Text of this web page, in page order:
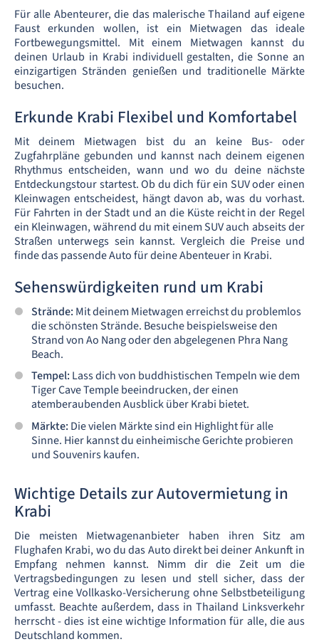
Für alle Abenteurer, die das malerische Thailand auf eigene
Faust erkunden wollen, ist ein Mietwagen das ideale
Fortbewegungsmittel. Mit einem Mietwagen kannst du
deinen Urlaub in Krabi individuell gestalten, die Sonne an
einzigartigen Stränden genießen und traditionelle Märkte
besuchen.
Erkunde Krabi Flexibel und Komfortabel
Mit deinem Mietwagen bist du an keine Bus- oder
Zugfahrpläne gebunden und kannst nach deinem eigenen
Rhythmus entscheiden, wann und wo du deine nächste
Entdeckungstour startest. Ob du dich für ein SUV oder einen
Kleinwagen entscheidest, hängt davon ab, was du vorhast.
Für Fahrten in der Stadt und an die Küste reicht in der Regel
ein Kleinwagen, während du mit einem SUV auch abseits der
Straßen unterwegs sein kannst. Vergleich die Preise und
finde das passende Auto für deine Abenteuer in Krabi.
Sehenswürdigkeiten rund um Krabi
Strände: Mit deinem Mietwagen erreichst du problemlos
die schönsten Strände. Besuche beispielsweise den
Strand von Ao Nang oder den abgelegenen Phra Nang
Beach.
Tempel: Lass dich von buddhistischen Tempeln wie dem
Tiger Cave Temple beeindrucken, der einen
atemberaubenden Ausblick über Krabi bietet.
Märkte: Die vielen Märkte sind ein Highlight für alle
Sinne. Hier kannst du einheimische Gerichte probieren
und Souvenirs kaufen.
Wichtige Details zur Autovermietung in
Krabi
Die meisten Mietwagenanbieter haben ihren Sitz am
Flughafen Krabi, wo du das Auto direkt bei deiner Ankunft in
Empfang nehmen kannst. Nimm dir die Zeit um die
Vertragsbedingungen zu lesen und stell sicher, dass der
Vertrag eine Vollkasko-Versicherung ohne Selbstbeteiligung
umfasst. Beachte außerdem, dass in Thailand Linksverkehr
herrscht - dies ist eine wichtige Information für alle, die aus
Deutschland kommen.